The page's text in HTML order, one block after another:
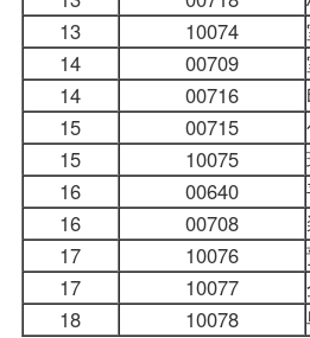
13
10074
14
00709
14
00716
15
00715
15
10075
16
00640
16
00708
17
10076
17
10077
18
10078